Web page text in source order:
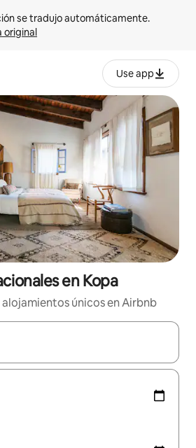
original
Use app
en Kopa
alojamientos únicos en Airbnb
estén disponibles, navega con las